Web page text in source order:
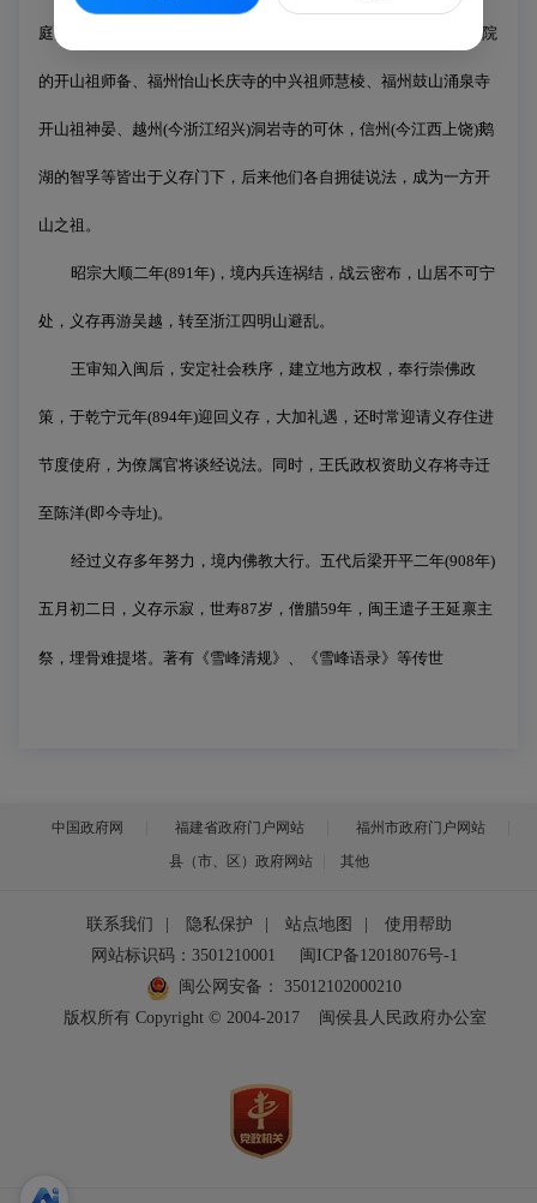
庭” 。他们分别成为晚唐五代禅宗中的五宗之一。此外，福州玄沙院
的开山祖师备、福州怡山长庆寺的中兴祖师慧棱、福州鼓山涌泉寺
开山祖神晏、越州 (今浙江绍兴)洞岩寺的可休，信州 (今江西上饶)鹅
湖的智孚等皆出于义存门下，后来他们各自拥徒说法，成为一方开
山之祖。
昭宗大顺二年(891年)，境内兵连祸结，战云密布，山居不可宁
处，义存再游吴越，转至浙江四明山避乱。
王审知入闽后，安定社会秩序，建立地方政权，奉行崇佛政
策，于乾宁元年(894年)迎回义存，大加礼遇，还时常迎请义存住进
节度使府，为僚属官将谈经说法。同时，王氏政权资助义存将寺迁
至陈洋(即今寺址)。
经过义存多年努力，境内佛教大行。五代后梁开平二年(908年)
五月初二日，义存示寂，世寿87岁，僧腊59年，闽王遣子王延禀主
祭，埋骨难提塔。著有《雪峰清规》、《雪峰语录》等传世
中国政府网 福建省政府门户网站
福州市政府门户网站
县（市、区）政府网站
其他
联系我们 隐私保护 站点地图
使用帮助
网站标识码：3501210001
闽ICP备12018076号-1
闽公网安备：
35012102000210
版权所有 Copyright © 2004-2017
闽侯县人民政府办公室